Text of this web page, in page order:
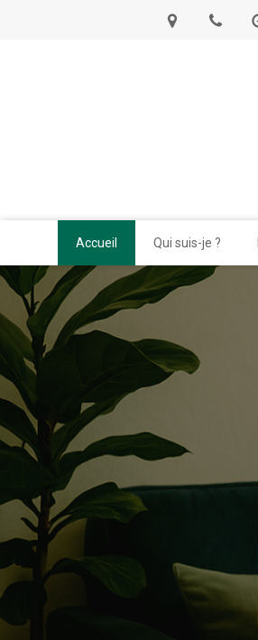
Accueil Qui suis-je ?